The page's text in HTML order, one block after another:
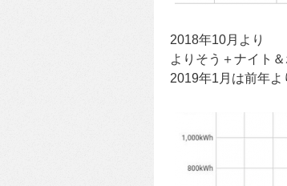
2018年10月より
よりそう＋ナイト
2019年1月は前年